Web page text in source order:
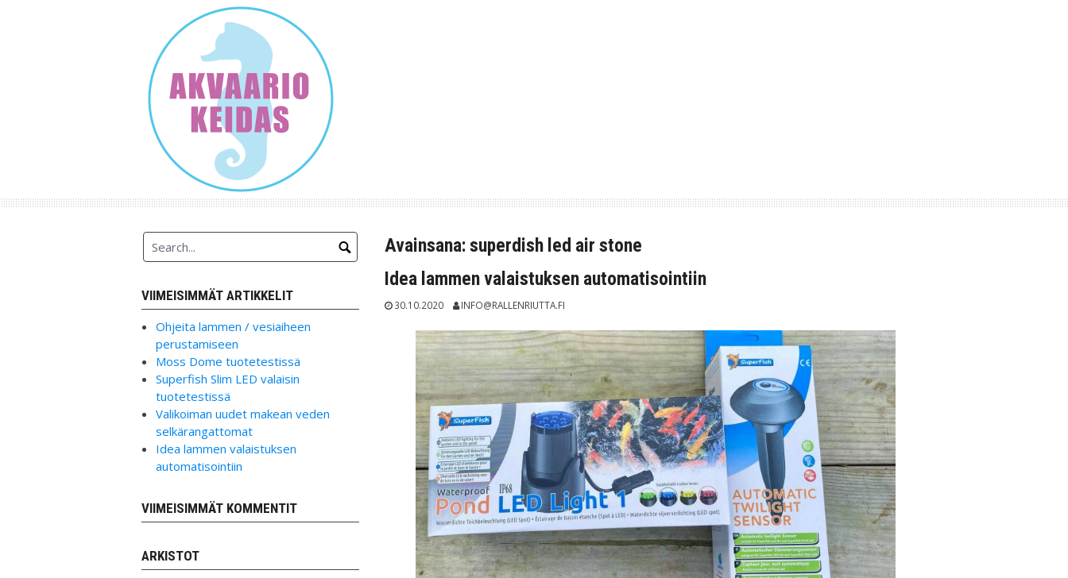
Avainsana:superdish led air stone
Idea lammen valaistuksen automatisointiin
30.10.2020 INFO@RALLENRIUTTA.FI
VIIMEISIMMÄT ARTIKKELIT
Ohjeita lammen / vesiaiheen
perustamiseen
Moss Dome tuotetestissä
Superfish Slim LED valaisin
tuotetestissä
Valikoiman uudet makean veden
selkärangattomat
Idea lammen valaistuksen
automatisointiin
VIIMEISIMMÄT KOMMENTIT
ARKISTOT